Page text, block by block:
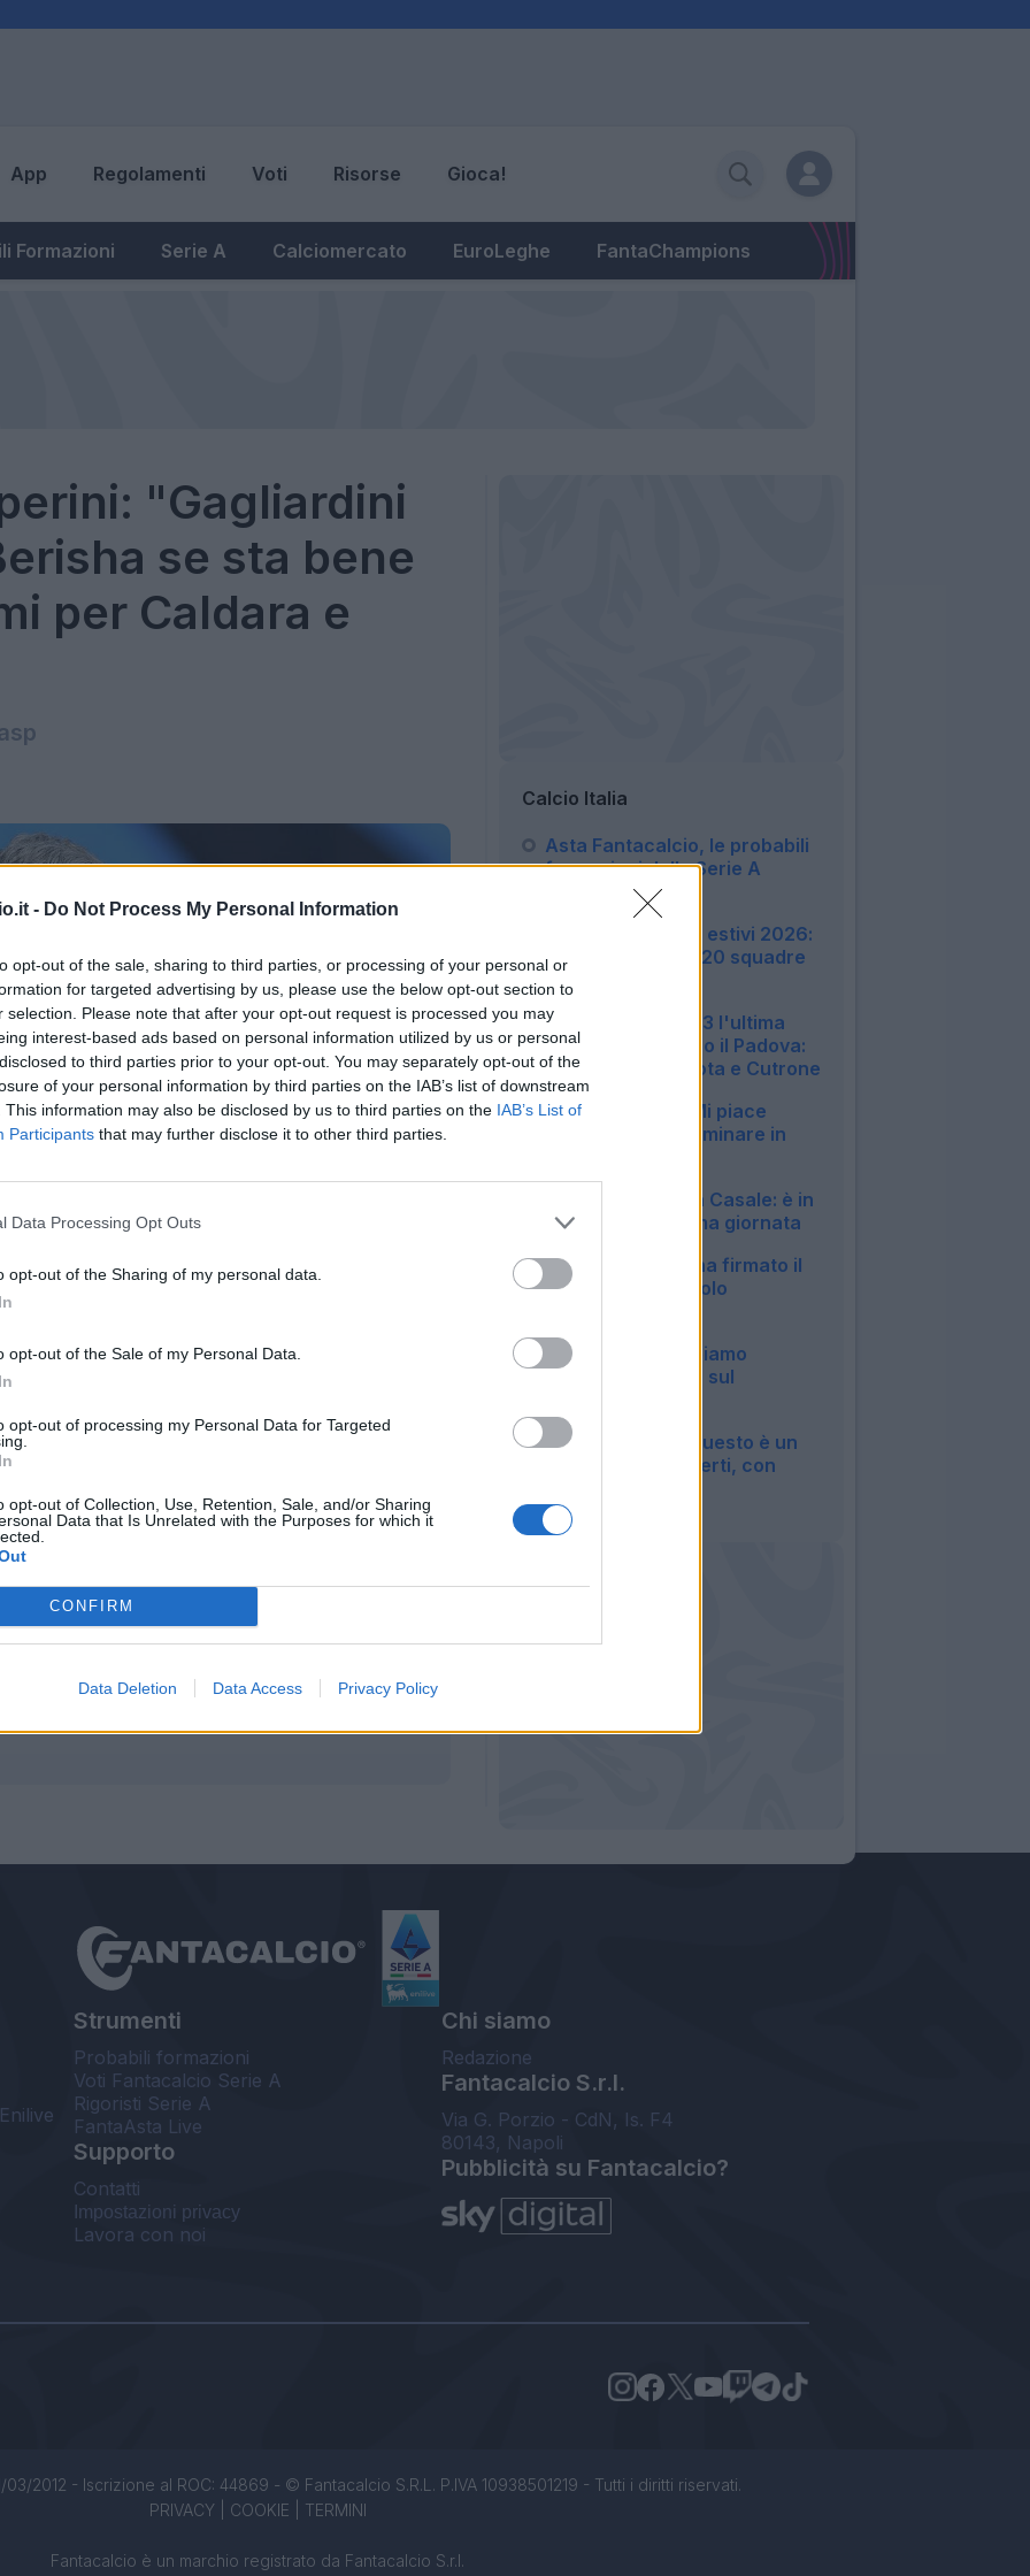
- Do Not Process My Personal Information
opt-out of the sale, sharing to third parties, or processing of your personal or
for targeted advertising by us, please use the below opt-out section to
selection. Please note that after your opt-out request is processed you may
interest-based ads based on personal information utilized by us or personal
to third parties prior to your opt-out. You may separately opt-out of the
of your personal information by third parties on the IAB’s list of downstream
This information may also be disclosed by us to third parties on the IAB’s List of
Participants that may further disclose it to other third parties.
Data Processing Opt Outs
opt-out of the Sharing of my personal data.
opt-out of the Sale of my Personal Data.
opt-out of processing my Personal Data for Targeted
opt-out of Collection, Use, Retention, Sale, and/or Sharing
Data that Is Unrelated with the Purposes for which it
CONFIRM
Data Deletion Data Access Privacy Policy
App Regolamenti Voti Risorse Gioca!
Formazioni Serie A Calciomercato EuroLeghe FantaChampions
"Gagliardini
se sta bene
per Caldara e
(Getty images)
affronteranno il
ma abbiamo comunque fiducia di fare
migliore, anche se dovremo giocare
non farò turnover".
panchina e voglio specificare che la
aspettando che la situazione si chiarisca.
punto sui giovani, ma un 17enne senza
un giocatore in orbita nazionale".
posto in porta:"Proverà oggi, se supera
quella di schierarlo titolare".
giocheràZukanovic
Calcio Italia
Asta Fantacalcio, le probabili
formazioni della Serie A
Enilive 2026/27
Amichevoli e ritiri estivi 2026:
tutte le info sulle 20 squadre
di Serie A
22:51
Monza, finisce 3-3 l'ultima
amichevole contro il Padova:
in gol Pessina, Mota e Cutrone
22:50
Milan, Jashari: "Mi piace
Amorim, vuole dominare in
20:30
Bologna, si ferma Casale: è in
dubbio per la prima giornata
Roma, Pellegrini ha firmato il
rinnovo: manca solo
Inter, Chivu: "Abbiamo
bisogno di minuti, sul
12:04
Roma, Castro: "Questo è un
sogno a occhi aperti, con
09:07
Strumenti
Probabili formazioni
Voti Fantacalcio Serie A
Rigoristi Serie A
FantaAsta Live
Supporto
Contatti
Impostazioni privacy
Lavora con noi
Chi siamo
Redazione
Fantacalcio S.r.l.
Via G. Porzio - CdN, Is. F4
80143, Napoli
Pubblicità su Fantacalcio?
2012 - Iscrizione al ROC: 44869 - © Fantacalcio S.R.L. P.IVA 10938501219 - Tutti i diritti riservati.
PRIVACY| COOKIE TERMINI
Fantacalcio è un marchio registrato da Fantacalcio S.r.l.